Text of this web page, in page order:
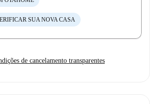
SUA NOVA CASA
de cancelamento transparentes